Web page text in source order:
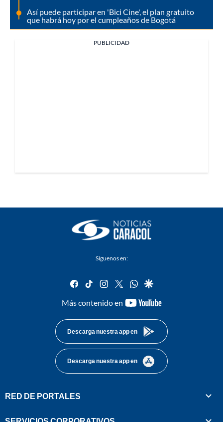
Así puede participar en 'Bici Cine', el plan gratuito
que habrá hoy por el cumpleaños de Bogotá
PUBLICIDAD
Síguenos en:
facebook
tiktok instagram
twitterwhatsapp
google
Más contenido en
youtube-
Descarga nuestra app en
Descarga nuestra app en
RED DE PORTALES